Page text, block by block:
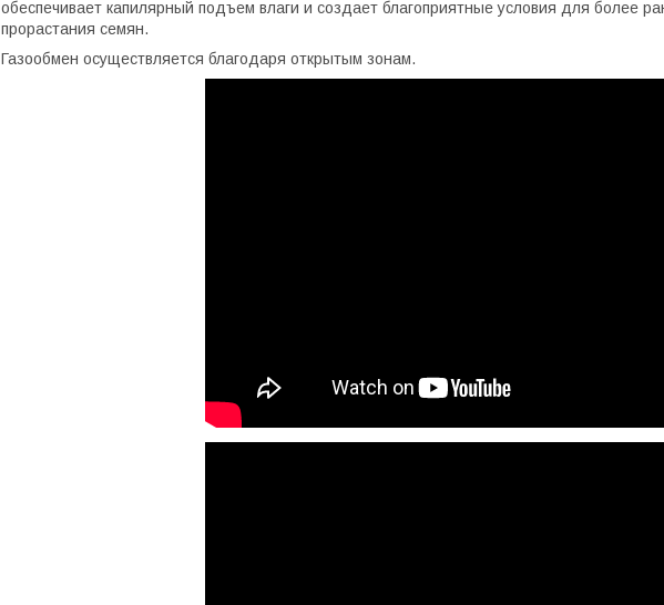
обеспечивает капилярный подъем влаги и создает благоприятные условия для более
прорастания семян.
Газообмен осуществляется благодаря открытым зонам.